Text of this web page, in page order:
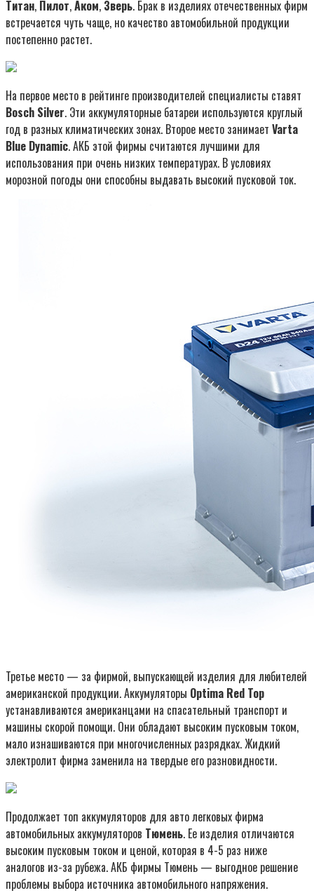
Титан, Пилот,Аком, Зверь. Брак в изделиях отечественных фирм
встречается чуть чаще, но качество автомобильной продукции
постепенно растет.
На первое место в рейтинге производителей специалисты ставят
Bosch Silver. Эти аккумуляторные батареи используются круглый
год в разных климатических зонах. Второе место занимает Varta
Blue Dynamic. АКБ этой фирмы считаются лучшими для
использования при очень низких температурах. В условиях
морозной погоды они способны выдавать высокий пусковой ток.
Третье место — за фирмой, выпускающей изделия для любителей
американской продукции. Аккумуляторы Optima Red Top
устанавливаются американцами на спасательный транспорт и
машины скорой помощи. Они обладают высоким пусковым током,
мало изнашиваются при многочисленных разрядках. Жидкий
электролит фирма заменила на твердые его разновидности.
Продолжает топ аккумуляторов для авто легковых фирма
автомобильных аккумуляторов Тюмень. Ее изделия отличаются
высоким пусковым током и ценой, которая в 4-5 раз ниже
аналогов из-за рубежа. АКБ фирмы Тюмень — выгодное решение
проблемы выбора источника автомобильного напряжения.